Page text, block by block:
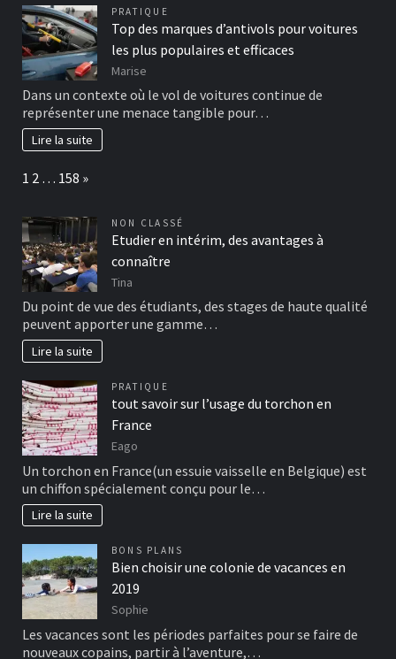
PRATIQUE
Top des marques d’antivols pour voitures
les plus populaires et efficaces
Marise
Dans un contexte où le vol de voitures continue de
représenter une menace tangible pour…
Lire la suite
Page:
1 2 … 158 Next
»
NON CLASSÉ
Etudier en intérim, des avantages à
connaître
Tina
Du point de vue des étudiants, des stages de haute qualité
peuvent apporter une gamme…
Lire la suite
PRATIQUE
tout savoir sur l’usage du torchon en
France
Eago
Un torchon en France(un essuie vaisselle en Belgique) est
un chiffon spécialement conçu pour le…
Lire la suite
BONS PLANS
Bien choisir une colonie de vacances en
2019
Sophie
Les vacances sont les périodes parfaites pour se faire de
nouveaux copains, partir à l’aventure,…